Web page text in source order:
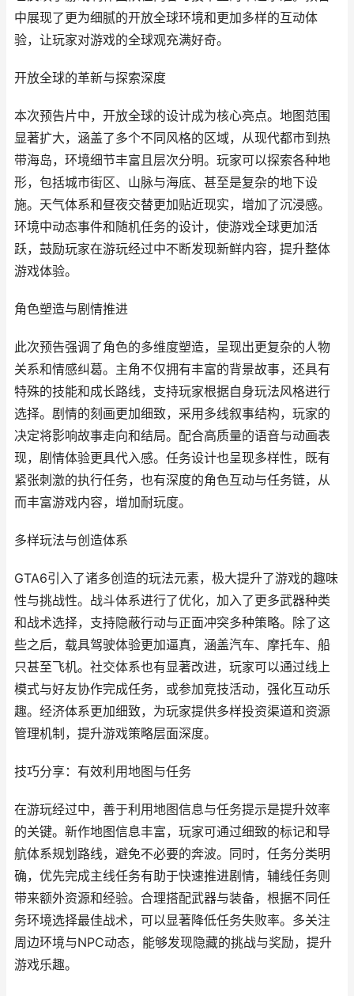
中展现了更为细腻的开放全球环境和更加多样的互动体
验，让玩家对游戏的全球观充满好奇。
开放全球的革新与探索深度
本次预告片中，开放全球的设计成为核心亮点。地图范围
显著扩大，涵盖了多个不同风格的区域，从现代都市到热
带海岛，环境细节丰富且层次分明。玩家可以探索各种地
形，包括城市街区、山脉与海底、甚至是复杂的地下设
施。天气体系和昼夜交替更加贴近现实，增加了沉浸感。
环境中动态事件和随机任务的设计，使游戏全球更加活
跃，鼓励玩家在游玩经过中不断发现新鲜内容，提升整体
游戏体验。
角色塑造与剧情推进
此次预告强调了角色的多维度塑造，呈现出更复杂的人物
关系和情感纠葛。主角不仅拥有丰富的背景故事，还具有
特殊的技能和成长路线，支持玩家根据自身玩法风格进行
选择。剧情的刻画更加细致，采用多线叙事结构，玩家的
决定将影响故事走向和结局。配合高质量的语音与动画表
现，剧情体验更具代入感。任务设计也呈现多样性，既有
紧张刺激的执行任务，也有深度的角色互动与任务链，从
而丰富游戏内容，增加耐玩度。
多样玩法与创造体系
GTA6引入了诸多创造的玩法元素，极大提升了游戏的趣味
性与挑战性。战斗体系进行了优化，加入了更多武器种类
和战术选择，支持隐蔽行动与正面冲突多种策略。除了这
些之后，载具驾驶体验更加逼真，涵盖汽车、摩托车、船
只甚至飞机。社交体系也有显著改进，玩家可以通过线上
模式与好友协作完成任务，或参加竞技活动，强化互动乐
趣。经济体系更加细致，为玩家提供多样投资渠道和资源
管理机制，提升游戏策略层面深度。
技巧分享：有效利用地图与任务
在游玩经过中，善于利用地图信息与任务提示是提升效率
的关键。新作地图信息丰富，玩家可通过细致的标记和导
航体系规划路线，避免不必要的奔波。同时，任务分类明
确，优先完成主线任务有助于快速推进剧情，辅线任务则
带来额外资源和经验。合理搭配武器与装备，根据不同任
务环境选择最佳战术，可以显著降低任务失败率。多关注
周边环境与NPC动态，能够发现隐藏的挑战与奖励，提升
游戏乐趣。